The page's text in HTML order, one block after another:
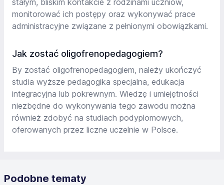
monitorować ich postępy oraz wykonywać prace
administracyjne związane z pełnionymi obowiązkami.
Jak zostać oligofrenopedagogiem?
By zostać oligofrenopedagogiem, należy ukończyć
studia wyższe pedagogika specjalna, edukacja
integracyjna lub pokrewnym. Wiedzę i umiejętności
niezbędne do wykonywania tego zawodu można
również zdobyć na studiach podyplomowych,
oferowanych przez liczne uczelnie w Polsce.
Podobne tematy